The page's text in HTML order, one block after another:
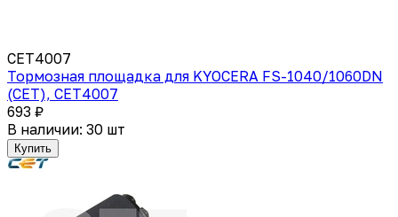
CET4007
Тормозная площадка для KYOCERA FS-1040/1060DN
(CET), CET4007
693 ₽
В наличии: 30 шт
Купить